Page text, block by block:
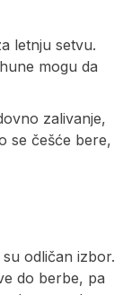
letnju setvu.
mogu da
zalivanje,
se češće bere,
odličan izbor.
do berbe, pa